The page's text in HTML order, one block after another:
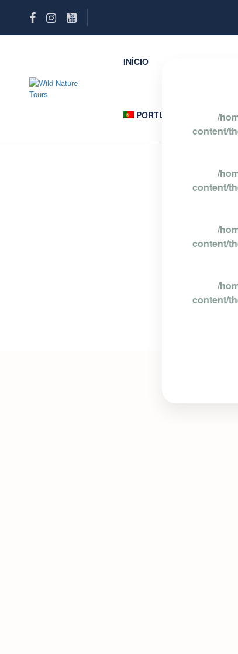
INÍCIO
PORTUGUÊS
/
content/
/
content/
/
content/
/
content/